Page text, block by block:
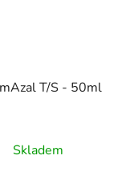
T/S - 50ml
Skladem